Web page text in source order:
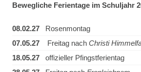
Bewegliche Ferientage im Schuljahr
08.02.27 Rosenmontag
07.05.27 Freitag nach Christi
18.05.27 offizieller Pfingstferientag